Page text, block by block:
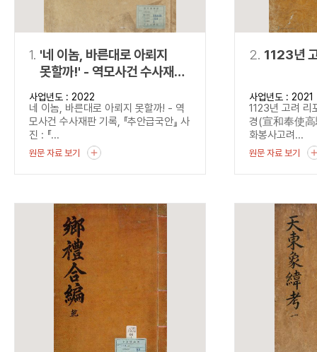
NOT 정조 NOT 정약용
“정조”가 나온
료를 검색
1. '네 이놈, 바른대로 아뢰지
못할까!' - 역모사건 수사재판
기록, 『추안급국안』
사업년도 : 2022
네 이놈, 바른대로 아뢰지 못할까! - 역
모사건 수사재판 기록, 『추안급국안』 사
진 : 『...
원문 자료 보기
2. 1123년
사업년도 : 2021
1123년 고려 리
경(宣和奉使高
화봉사고려...
원문 자료 보기